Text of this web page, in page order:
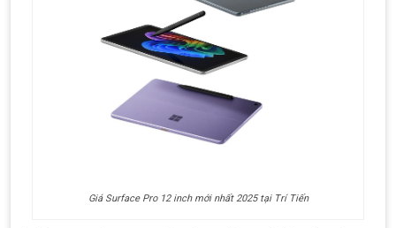
Giá Surface Pro 12 inch mới nhất 2025 tại Trí Tiến